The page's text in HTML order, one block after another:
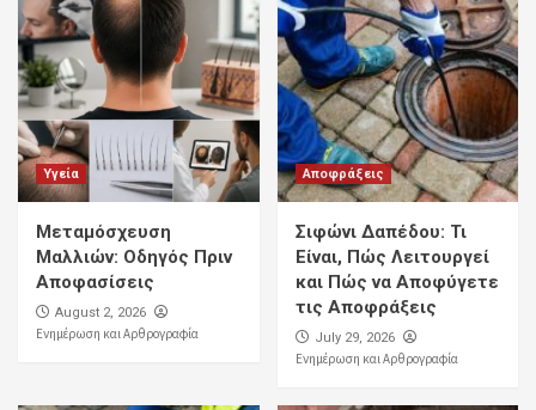
Υγεία
Μεταμόσχευση
Μαλλιών: Οδηγός Πριν
Αποφασίσεις
August 2, 2026
Ενημέρωση και Αρθρογραφία
Αποφράξεις
Σιφώνι Δαπέδου: Τι
Είναι, Πώς Λειτουργεί
και Πώς να Αποφύγετε
τις Αποφράξεις
July 29, 2026
Ενημέρωση και Αρθρογραφία